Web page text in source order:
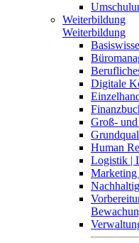
Weiterbildung
Weiterbildung
Digitale
Groß-
Human
Logistik |
Marketing